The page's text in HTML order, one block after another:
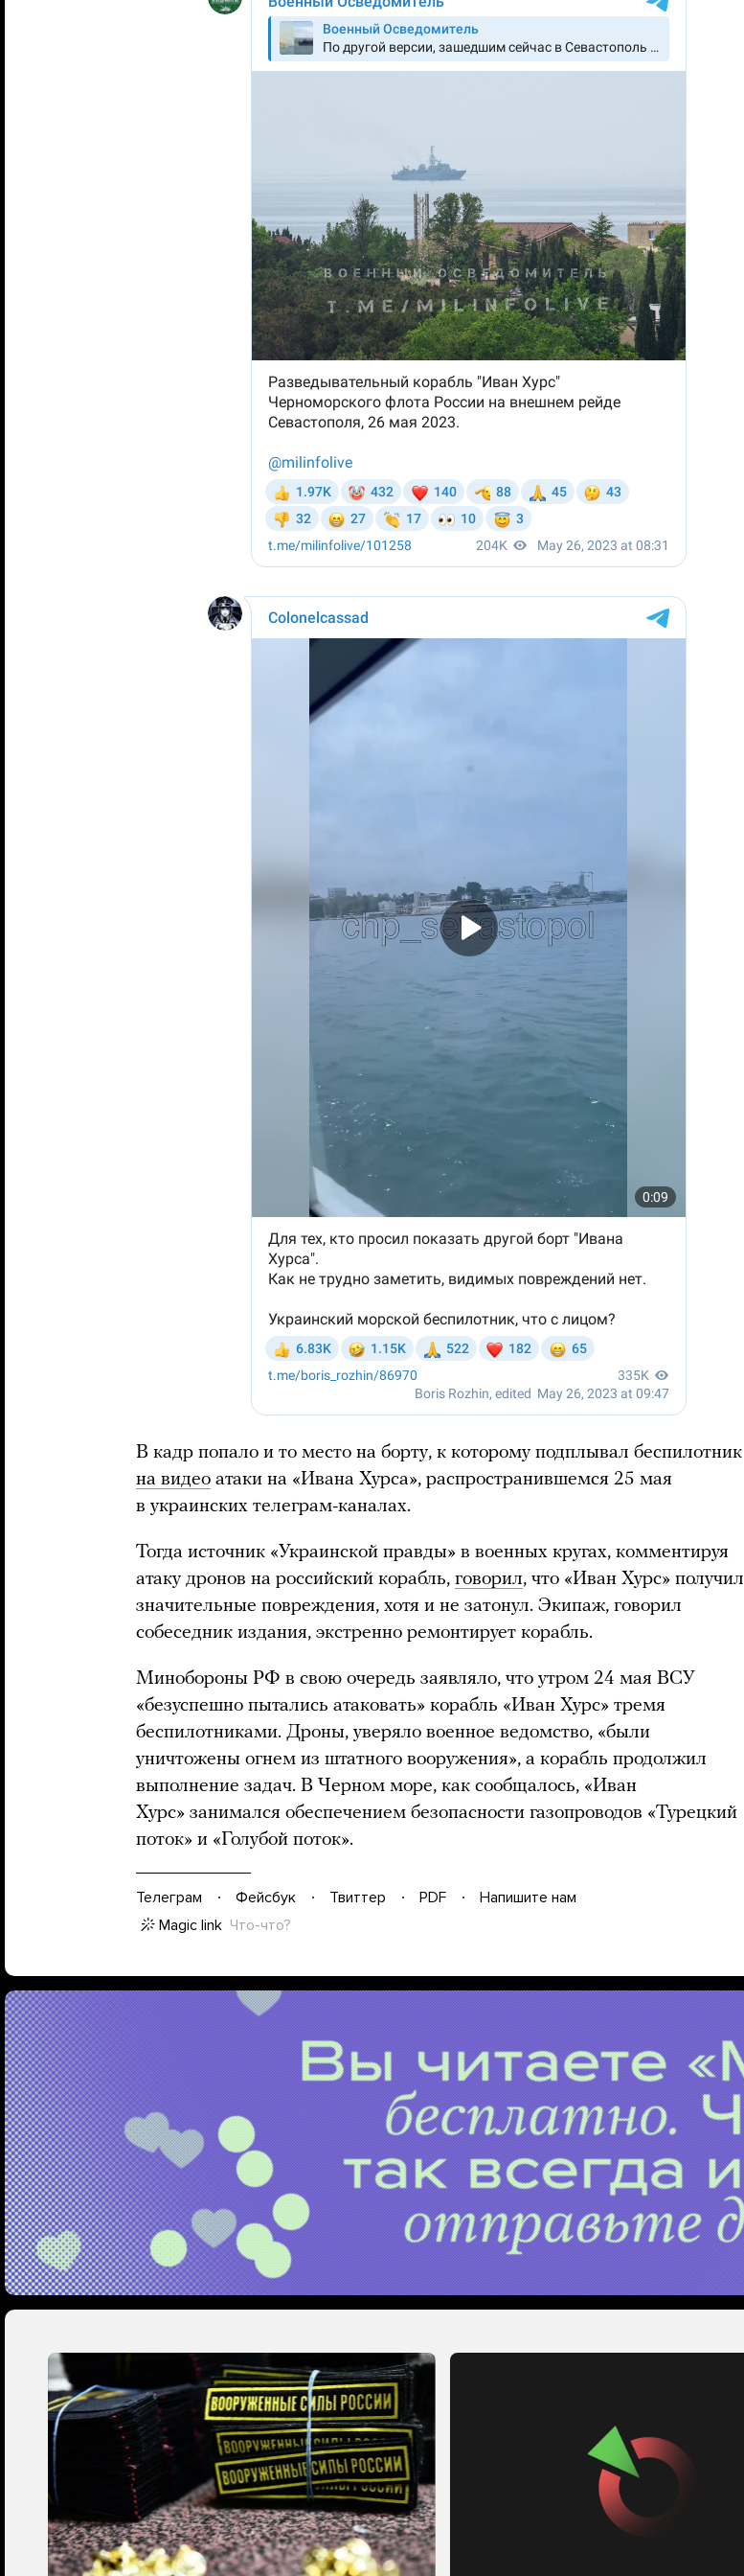
В кадр попало и то место на борту, к которому подплывал беспилотник
на видео атаки на «Ивана Хурса», распространившемся 25 мая
в украинских телеграм-каналах.
Тогда источник «Украинской правды» в военных кругах, комментируя
атаку дронов на российский корабль, говорил, что «Иван Хурс» получил
значительные повреждения, хотя и не затонул. Экипаж, говорил
собеседник издания, экстренно ремонтирует корабль.
Минобороны РФ в свою очередь заявляло, что утром 24 мая ВСУ
«безуспешно пытались атаковать» корабль «Иван Хурс» тремя
беспилотниками. Дроны, уверяло военное ведомство, «были
уничтожены огнем из штатного вооружения», а корабль продолжил
выполнение задач. В Черном море, как сообщалось, «Иван
Хурс» занимался обеспечением безопасности газопроводов «Турецкий
поток» и «Голубой поток».
Телеграм Фейсбук Твиттер PDF
Напишите нам
Magic link Что-что?